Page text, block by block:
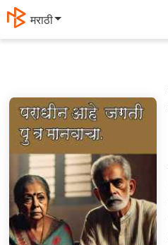
मराठी